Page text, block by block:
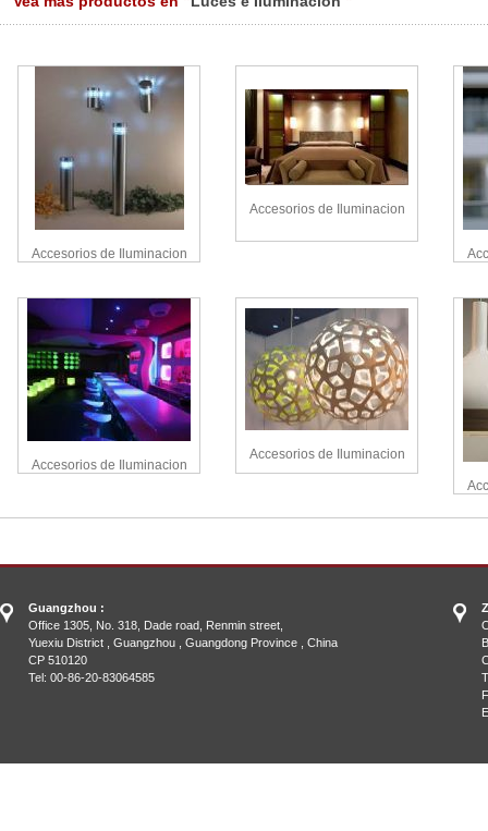
Accesorios de Iluminacion
Accesorios de Iluminacion
Accesorios de Iluminacion
Accesorios de Iluminacion
Guangzhou :
Office 1305, No. 318, Dade road, Renmin street,
Yuexiu District , Guangzhou , Guangdong Province , China
CP 510120
Tel: 00-86-20-83064585